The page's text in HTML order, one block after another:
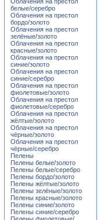
белые/серебро
Облачения на престол
бордо/золото
Облачения на престол
зелёные/золото
Облачения на престол
красные/золото
Облачения на престол
синие/золото
Облачения на престол
синие/серебро
Облачения на престол
фиолетовые/золото
Облачения на престол
фиолетовые/серебро
Облачения на престол
жёлтые/золото
Облачения на престол
чёрные/золото
Облачения на престол
чёрные/серебро
Пелены
Пелены белые/золото
Пелены белые/серебро
Пелены бордо/золото
Пелены жёлтые/золото
Пелены зелёные/золото
Пелены красные/золото
Пелены синие/золото
Пелены синие/серебро